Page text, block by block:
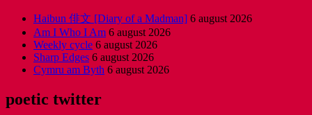
Haibun 俳文 [Diary of a Madman] 6 august 2026
Am I Who I Am 6 august 2026
Weekly cycle 6 august 2026
Sharp Edges 6 august 2026
Cymru am Byth 6 august 2026
poetic twitter